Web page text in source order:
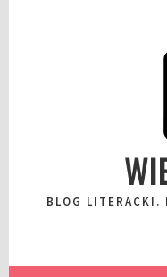
BLOG LITERACKI.